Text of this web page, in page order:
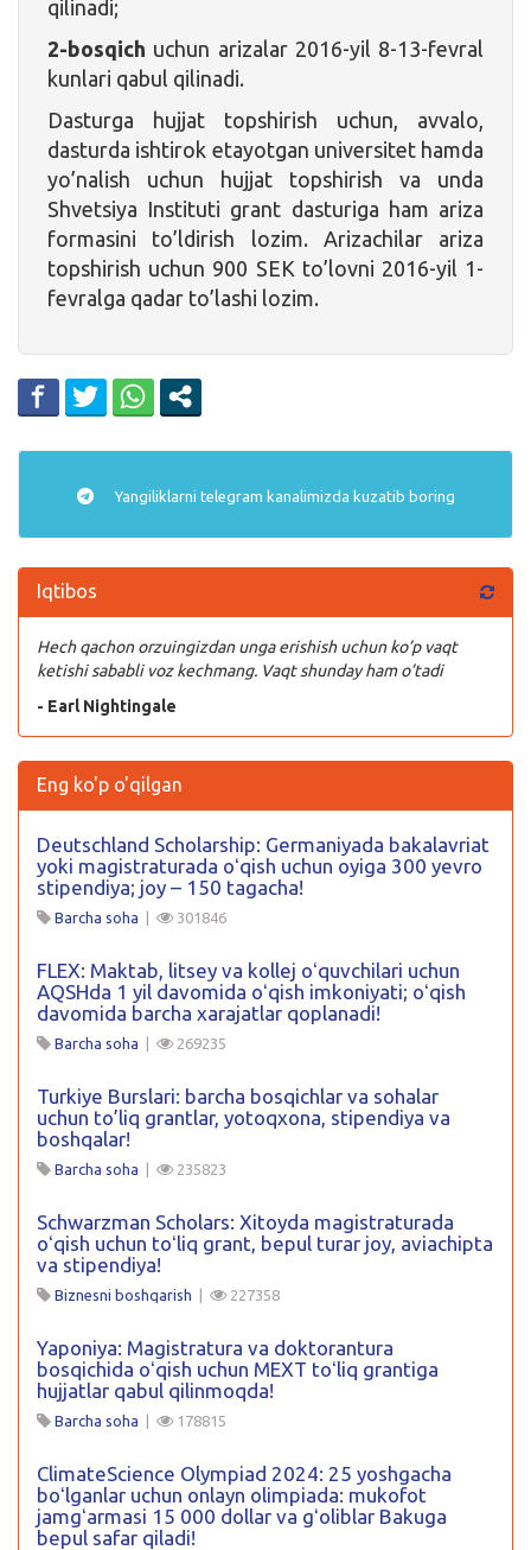
qilinadi;
2-bosqich uchun arizalar 2016-yil 8-13-fevral
kunlari qabul qilinadi.
Dasturga hujjat topshirish uchun, avvalo,
dasturda ishtirok etayotgan universitet hamda
yo’nalish uchun hujjat topshirish va unda
Shvetsiya Instituti grant dasturiga ham ariza
formasini to’ldirish lozim. Arizachilar ariza
topshirish uchun 900 SEK to’lovni 2016-yil 1-
fevralga qadar to’lashi lozim.
Yangiliklarni telegram kanalimizda kuzatib boring
Iqtibos
Hech qachon orzuingizdan unga erishish uchun ko’p vaqt
ketishi sababli voz kechmang. Vaqt shunday ham o’tadi
- Earl Nightingale
Eng ko'p o'qilgan
Deutschland Scholarship: Germaniyada bakalavriat
yoki magistraturada oʻqish uchun oyiga 300 yevro
stipendiya; joy – 150 tagacha!
Barcha soha | 301846
FLEX: Maktab, litsey va kollej oʻquvchilari uchun
AQSHda 1 yil davomida oʻqish imkoniyati; oʻqish
davomida barcha xarajatlar qoplanadi!
Barcha soha | 269235
Turkiye Burslari: barcha bosqichlar va sohalar
uchun to’liq grantlar, yotoqxona, stipendiya va
boshqalar!
Barcha soha | 235823
Schwarzman Scholars: Xitoyda magistraturada
oʻqish uchun toʻliq grant, bepul turar joy, aviachipta
va stipendiya!
Biznesni boshqarish | 227358
Yaponiya: Magistratura va doktorantura
bosqichida oʻqish uchun MEXT toʻliq grantiga
hujjatlar qabul qilinmoqda!
Barcha soha | 178815
ClimateScience Olympiad 2024: 25 yoshgacha
boʻlganlar uchun onlayn olimpiada: mukofot
jamgʻarmasi 15 000 dollar va gʻoliblar Bakuga
bepul safar qiladi!